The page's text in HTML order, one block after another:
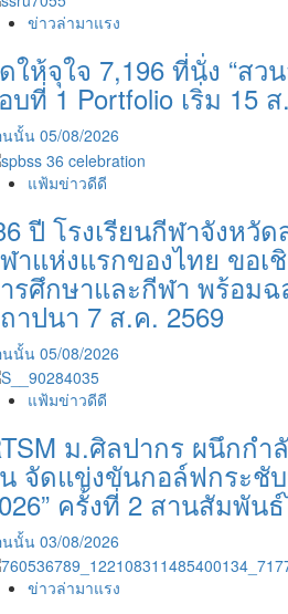
ข่าวล่ามาแรง
ให้จุใจ 7,196 ที่นั่ง “สว
บที่ 1 Portfolio เริ่ม 15
นนั้น 05/08/2026
แฟ้มข่าวดีดี
ปี โรงเรียนกีฬาจังหวั
าแห่งแรกของไทย ขอเ
รศึกษาและกีฬา พร้อม
าปนา 7 ส.ค. 2569
นนั้น 05/08/2026
แฟ้มข่าวดีดี
ม.ศิลปากร ผนึกก
จัดแข่งขันกอล์ฟกระชับ
ครั้งที่ 2 สานสัมพัน
นนั้น 03/08/2026
ข่าวล่ามาแรง